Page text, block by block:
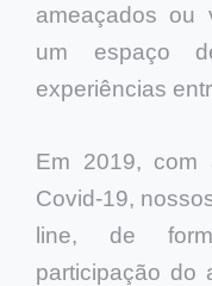
ameaçados ou
um espaço
experiências
Em 2019, com
Covid-19,
line, de
participação do